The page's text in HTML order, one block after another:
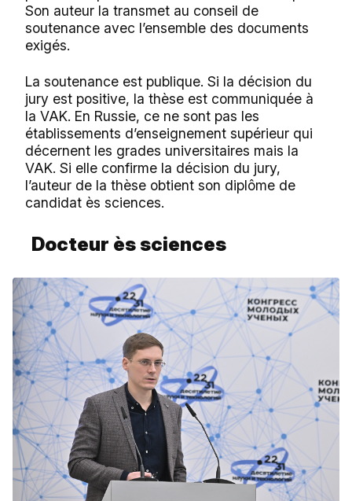
Son auteur la transmet au conseil de
soutenance avec l’ensemble des documents
exigés.
La soutenance est publique. Si la décision du
jury est positive, la thèse est communiquée à
la VAK. En Russie, ce ne sont pas les
établissements d’enseignement supérieur qui
décernent les grades universitaires mais la
VAK. Si elle confirme la décision du jury,
l’auteur de la thèse obtient son diplôme de
candidat ès sciences.
Docteur ès sciences